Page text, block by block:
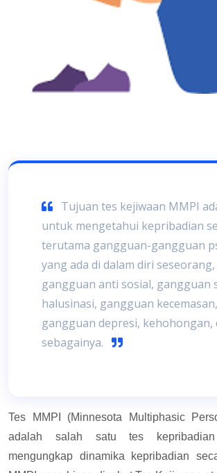
Tujuan tes kejiwaan MMPI
untuk mengetahui kepribadian
terutama gangguan-gangguan
yang ada di dalam diri
gangguan anti sosial, gangguan
halusinasi, gangguan kecemasan,
gangguan depresi, kehohongan,
sebagainya.
Tes MMPI (Minnesota Multiphasic
adalah salah satu tes
mengungkap dinamika kepribadian